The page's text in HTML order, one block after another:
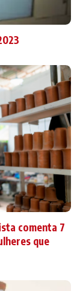
comenta 7
que